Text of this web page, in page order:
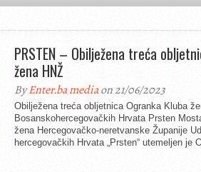
PRSTEN – Obilježena treća
žena HNŽ
ByEnter.ba mediaon 21/06/2023
Obilježena treća obljetnica Ogranka Kluba
Bosanskohercegovačkih Hrvata Prsten
žena Hercegovačko-neretvanske Županije
hercegovačkih Hrvata „Prsten“ utemeljen je